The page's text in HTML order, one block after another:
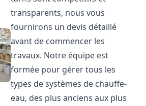
transparents, nous vous
fournirons un devis détaillé
avant de commencer les
travaux. Notre équipe est
formée pour gérer tous les
types de systèmes de chauffe-
eau, des plus anciens aux plus